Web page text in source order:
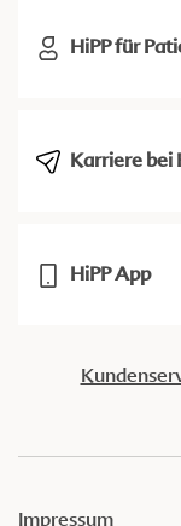
HiPP für
Karriere bei
HiPP App
Impressum